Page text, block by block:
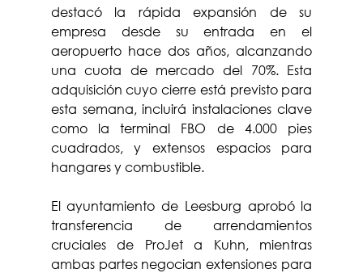
destacó la rápida expansión de su
empresa desde su entrada en el
aeropuerto hace dos años, alcanzando
una cuota de mercado del 70%. Esta
adquisición cuyo cierre está previsto para
esta semana, incluirá instalaciones clave
como la terminal FBO de 4.000 pies
cuadrados, y extensos espacios para
hangares y combustible.
El ayuntamiento de Leesburg aprobó la
transferencia de arrendamientos
cruciales de ProJet a Kuhn, mientras
ambas partes negocian extensiones para